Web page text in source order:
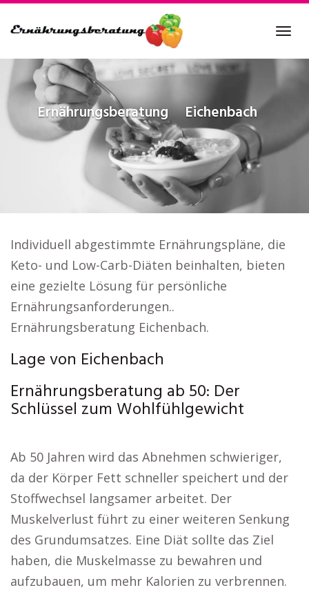
to
content
Ernährungsberatung Eichenbach
Individuell abgestimmte Ernährungspläne, die
Keto- und Low-Carb-Diäten beinhalten, bieten
eine gezielte Lösung für persönliche
Ernährungsanforderungen..
Ernährungsberatung Eichenbach.
Lage von Eichenbach
Ernährungsberatung ab 50: Der
Schlüssel zum Wohlfühlgewicht
Ab 50 Jahren wird das Abnehmen schwieriger,
da der Körper Fett schneller speichert und der
Stoffwechsel langsamer arbeitet. Der
Muskelverlust führt zu einer weiteren Senkung
des Grundumsatzes. Eine Diät sollte das Ziel
haben, die Muskelmasse zu bewahren und
aufzubauen, um mehr Kalorien zu verbrennen.